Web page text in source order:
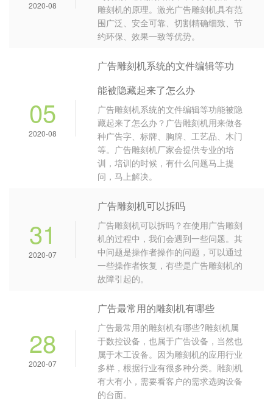
2020-08
雕刻机的原理。激光广告雕刻机具有范
围广泛、安全可靠、切割精确细致、节
约环保、效果一致等优势。
05
2020-08
广告雕刻机系统的文件编辑等功
能被隐藏起来了怎么办
广告雕刻机系统的文件编辑等功能被隐
藏起来了怎么办？广告雕刻机用来做各
种广告字、标牌、胸牌、工艺品、木门
等。广告雕刻机厂家会提供专业的培
训，培训的时候，有什么问题马上提
问，马上解决。
31
2020-07
广告雕刻机可以拆吗
广告雕刻机可以拆吗？在使用广告雕刻
机的过程中，我们会遇到一些问题。其
中问题是操作者操作的问题，可以通过
一些操作者恢复，有些是广告雕刻机的
故障引起的。
28
2020-07
广告最常用的雕刻机有哪些
广告最常用的雕刻机有哪些?雕刻机属
于数控设备，也属于广告设备，当然也
属于木工设备。因为雕刻机的应用行业
多样，根据行业有很多种分类。雕刻机
有大有小，需要看客户的需求选购设备
的台面。